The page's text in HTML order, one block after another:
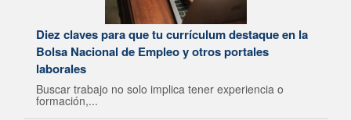
Diez claves para que tu currículum destaque en la
Bolsa Nacional de Empleo y otros portales
laborales
Buscar trabajo no solo implica tener experiencia o
formación,...